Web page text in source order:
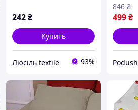
242₴
Купить
Люсіль textile 93%
499₴
846 ₴